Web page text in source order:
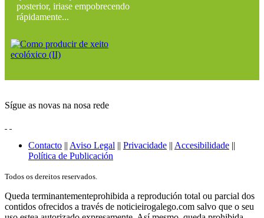
posterior, iriase empobrecendo
rápidamente...
Sígue as novas na nosa rede
Contacto || Aviso Legal || Privacidade || Accesibilidade ||
Política de Publicación
Todos os dereitos reservados.
Queda terminantementeprohibida a reprodución total ou parcial dos
contidos ofrecidos a través de noticieirogalego.com salvo que o seu